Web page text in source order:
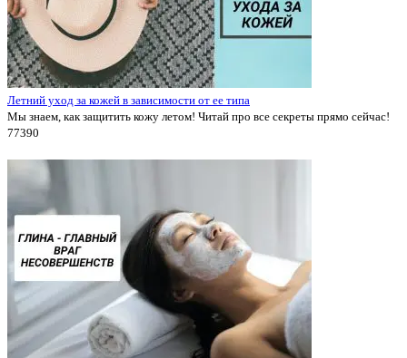
Летний уход за кожей в зависимости от ее типа
Мы знаем, как защитить кожу летом! Читай про все секреты прямо сейчас!
77390